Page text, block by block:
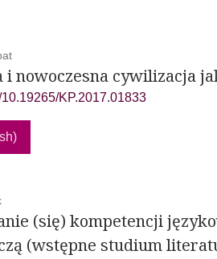
i nowoczesna cywilizacja
KP.2017.01833
(się) kompetencji
(wstępne studium